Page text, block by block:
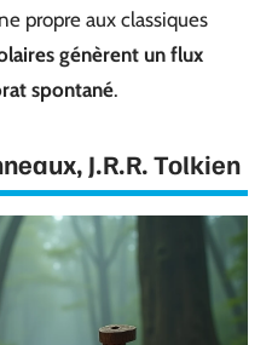
propre aux classiques
génèrent un flux
spontané.
J.R.R. Tolkien